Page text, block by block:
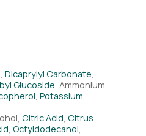
, Dicaprylyl Carbonate,
Glucoside, Ammonium
, Potassium
Citric Acid, Citrus
, Octyldodecanol,